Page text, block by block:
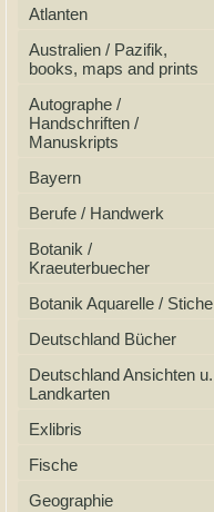
Atlanten
Australien / Pazifik,
books, maps and prints
Autographe /
Handschriften /
Manuskripts
Bayern
Berufe / Handwerk
Botanik /
Kraeuterbuecher
Botanik Aquarelle / Stiche
Deutschland Bücher
Deutschland Ansichten u.
Landkarten
Exlibris
Fische
Geographie